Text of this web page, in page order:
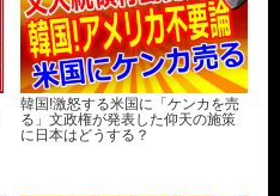
韓国!激怒する米国に「ケンカを売
る」文政権が発表した仰天の施策
に日本はどうする？